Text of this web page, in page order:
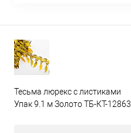
Тесьма люрекс с листиками
Упак 9.1 м Золото ТБ-КТ-12863